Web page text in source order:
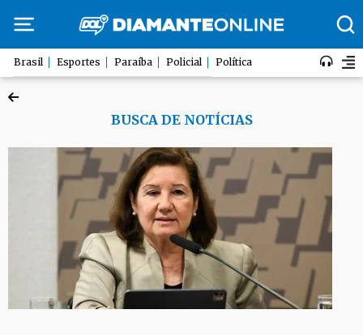
Brasil Esportes Paraíba Policial Política
BUSCA DE NOTÍCIAS